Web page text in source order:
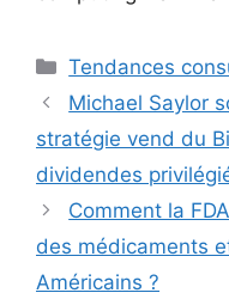
Catégories
Tendances
Michael Saylor
stratégie vend du
dividendes
Comment la
des médicaments
Américains ?